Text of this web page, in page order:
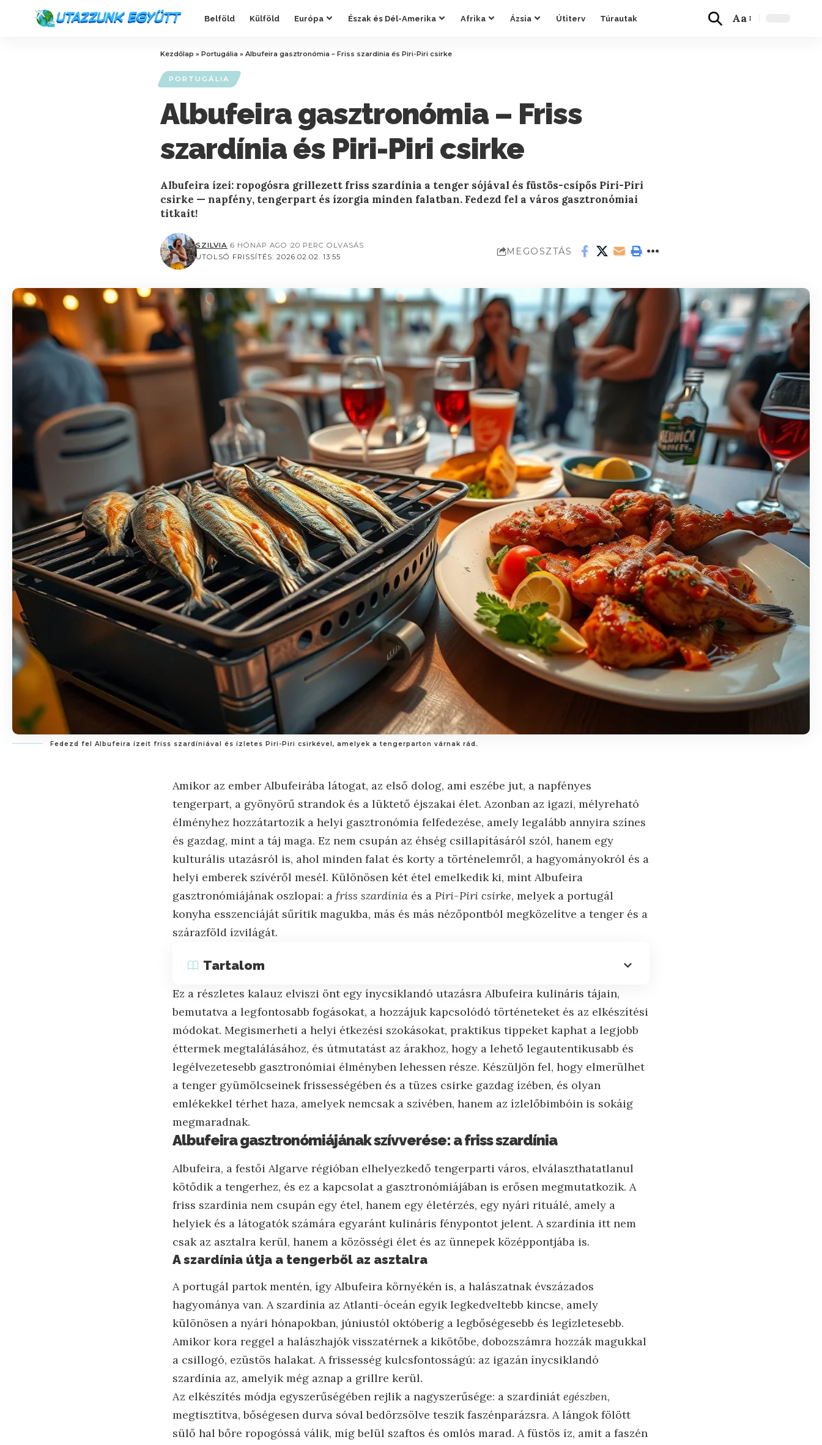
Belföld Külföld Európa Észak és Dél-Amerika Afrika Ázsia Útiterv Túrautak Aa
Kezdőlap » Portugália » Albufeira gasztronómia – Friss szardínia és Piri-Piri csirke
PORTUGÁLIA
Albufeira gasztronómia – Friss
szardínia és Piri-Piri csirke
Albufeira ízei: ropogósra grillezett friss szardínia a tenger sójával és füstös-csípős Piri-Piri
csirke — napfény, tengerpart és ízorgia minden falatban. Fedezd fel a város gasztronómiai
titkait!
UTOLSÓ FRISSÍTÉS: 2026.02.02. 13:55
SZILVIA 6 HÓNAP AGO 20 PERC OLVASÁS
MEGOSZTÁS
Fedezd fel Albufeira ízeit friss szardíniával és ízletes Piri-Piri csirkével, amelyek a tengerparton várnak rád.
Amikor az ember Albufeirába látogat, az első dolog, ami eszébe jut, a napfényes
tengerpart, a gyönyörű strandok és a lüktető éjszakai élet. Azonban az igazi, mélyreható
élményhez hozzátartozik a helyi gasztronómia felfedezése, amely legalább annyira színes
és gazdag, mint a táj maga. Ez nem csupán az éhség csillapításáról szól, hanem egy
kulturális utazásról is, ahol minden falat és korty a történelemről, a hagyományokról és a
helyi emberek szívéről mesél. Különösen két étel emelkedik ki, mint Albufeira
gasztronómiájának oszlopai: a friss szardínia és a Piri-Piri csirke, melyek a portugál
konyha esszenciáját sűrítik magukba, más és más nézőpontból megközelítve a tenger és a
szárazföld ízvilágát.
Tartalom
Ez a részletes kalauz elviszi önt egy ínycsiklandó utazásra Albufeira kulináris tájain,
bemutatva a legfontosabb fogásokat, a hozzájuk kapcsolódó történeteket és az elkészítési
módokat. Megismerheti a helyi étkezési szokásokat, praktikus tippeket kaphat a legjobb
éttermek megtalálásához, és útmutatást az árakhoz, hogy a lehető legautentikusabb és
legélvezetesebb gasztronómiai élményben lehessen része. Készüljön fel, hogy elmerülhet
a tenger gyümölcseinek frissességében és a tüzes csirke gazdag ízében, és olyan
emlékekkel térhet haza, amelyek nemcsak a szívében, hanem az ízlelőbimbóin is sokáig
megmaradnak.
Albufeira gasztronómiájának szívverése: a friss szardínia
Albufeira, a festői Algarve régióban elhelyezkedő tengerparti város, elválaszthatatlanul
kötődik a tengerhez, és ez a kapcsolat a gasztronómiájában is erősen megmutatkozik. A
friss szardínia nem csupán egy étel, hanem egy életérzés, egy nyári rituálé, amely a
helyiek és a látogatók számára egyaránt kulináris fénypontot jelent. A szardínia itt nem
csak az asztalra kerül, hanem a közösségi élet és az ünnepek középpontjába is.
A szardínia útja a tengerből az asztalra
A portugál partok mentén, így Albufeira környékén is, a halászatnak évszázados
hagyománya van. A szardínia az Atlanti-óceán egyik legkedveltebb kincse, amely
különösen a nyári hónapokban, júniustól októberig a legbőségesebb és legízletesebb.
Amikor kora reggel a halászhajók visszatérnek a kikötőbe, dobozszámra hozzák magukkal
a csillogó, ezüstös halakat. A frissesség kulcsfontosságú: az igazán ínycsiklandó
szardínia az, amelyik még aznap a grillre kerül.
Az elkészítés módja egyszerűségében rejlik a nagyszerűsége: a szardíniátegészben,
megtisztítva, bőségesen durva sóval bedörzsölve teszik faszénparázsra. A lángok fölött
sülő hal bőre ropogóssá válik, míg belül szaftos és omlós marad. A füstös íz, amit a faszén